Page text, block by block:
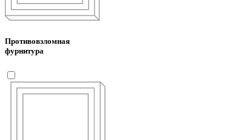
Противовзломная
фурнитура